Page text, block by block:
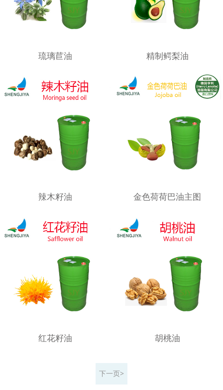
琉璃苣油 精制鳄梨油
辣木籽油 金色荷荷巴油主图
红花籽油 胡桃油
下一页>